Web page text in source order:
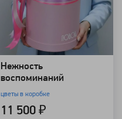
Нежность
воспоминаний
цветы в коробке
11 500 ₽